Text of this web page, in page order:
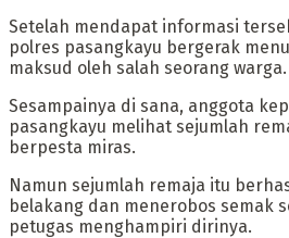
Setelah mendapat informasi
polres pasangkayu bergerak
maksud oleh salah seorang warga.
Sesampainya di sana, anggota
pasangkayu melihat sejumlah
berpesta miras.
Namun sejumlah remaja itu
belakang dan menerobos semak
petugas menghampiri dirinya.